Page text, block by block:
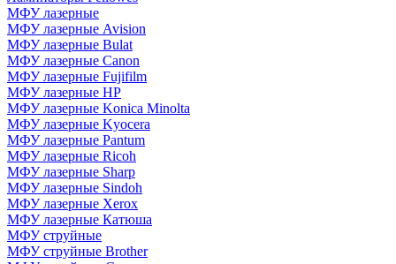
МФУ лазерные
МФУ лазерные Avision
МФУ лазерные Bulat
МФУ лазерные Canon
МФУ лазерные Fujifilm
МФУ лазерные HP
МФУ лазерные Konica Minolta
МФУ лазерные Kyocera
МФУ лазерные Pantum
МФУ лазерные Ricoh
МФУ лазерные Sharp
МФУ лазерные Sindoh
МФУ лазерные Xerox
МФУ лазерные Катюша
МФУ струйные
МФУ струйные Brother